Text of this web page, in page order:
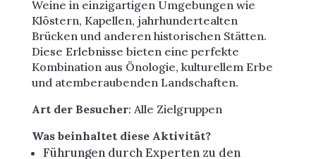
Weine in einzigartigen Umgebungen wie
Klöstern, Kapellen, jahrhundertealten
Brücken und anderen historischen Stätten.
Diese Erlebnisse bieten eine perfekte
Kombination aus Önologie, kulturellem Erbe
und atemberaubenden Landschaften.
Art der Besucher: Alle Zielgruppen
Was beinhaltet diese Aktivität?
Führungen durch Experten zu den